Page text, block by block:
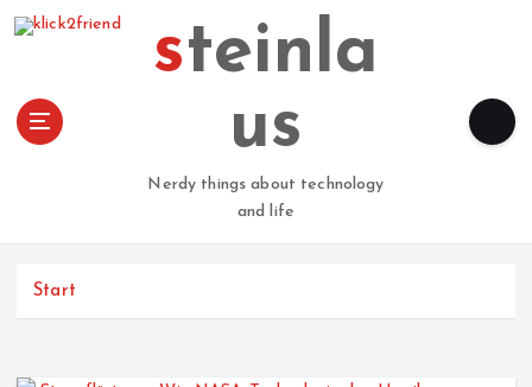
steinla
us
Nerdy things about technology
and life
Start